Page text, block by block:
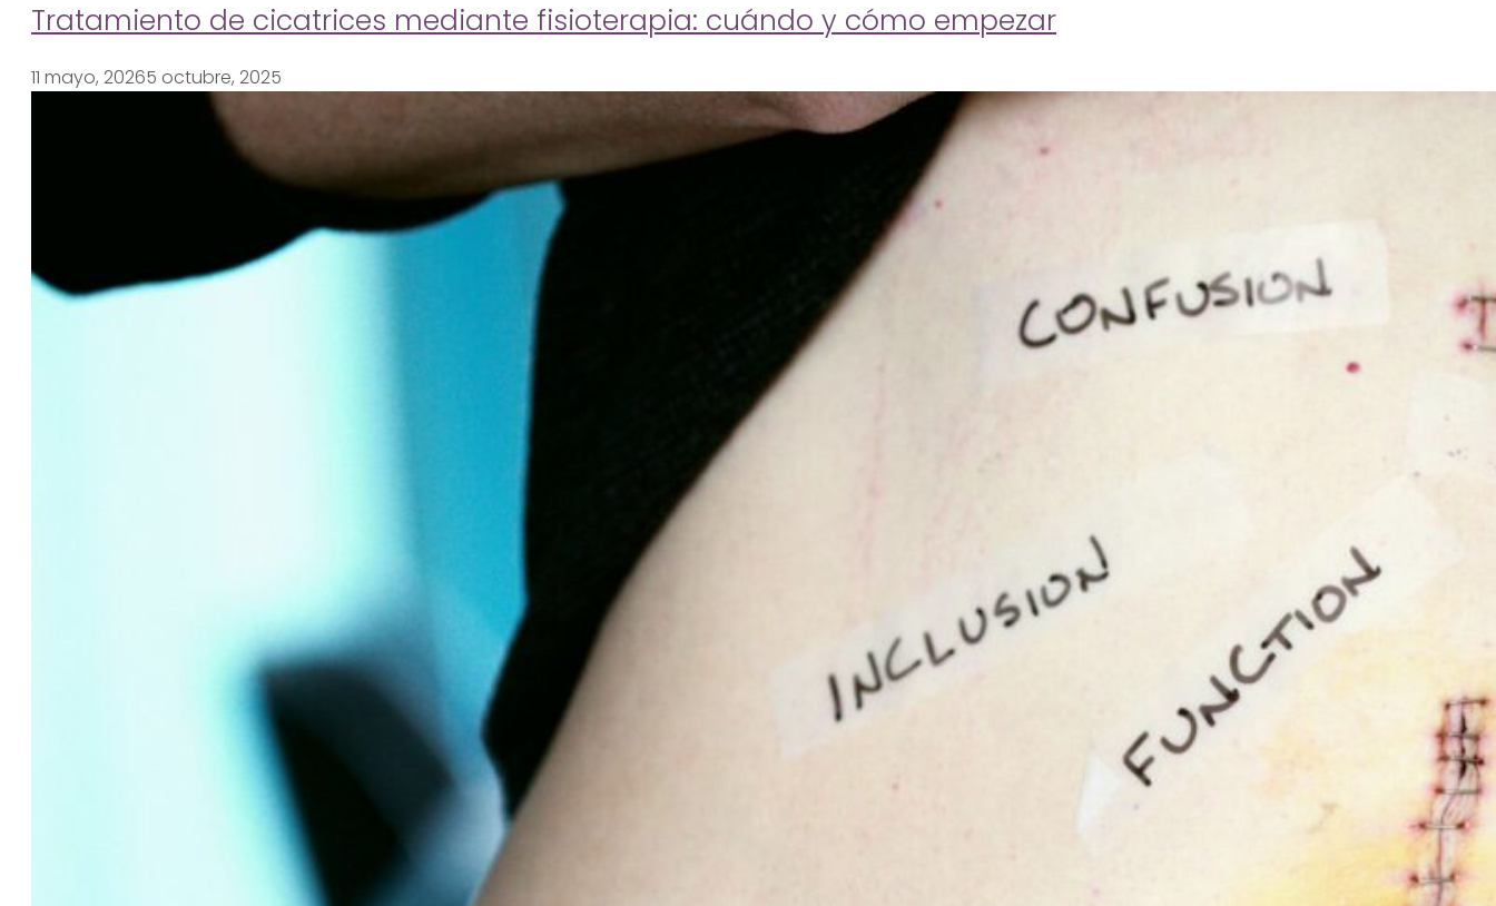
Tratamiento de cicatrices mediante fisioterapia: cuándo y cómo empezar
11 mayo, 20265 octubre, 2025